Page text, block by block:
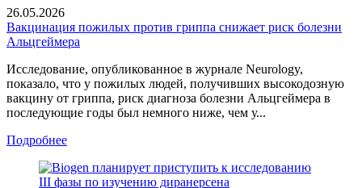
26.05.2026
Вакцинация пожилых против гриппа снижает риск болезни
Альцгеймера
Исследование, опубликованное в журнале Neurology,
показало, что у пожилых людей, получивших высокодозную
вакцину от гриппа, риск диагноза болезни Альцгеймера в
последующие годы был немного ниже, чем у...
Подробнее